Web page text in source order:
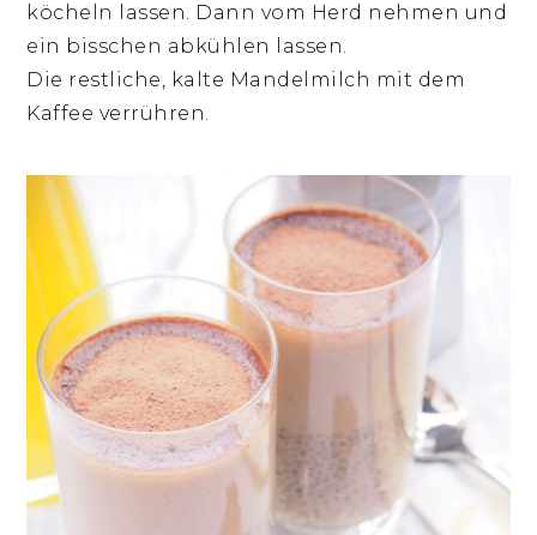
köcheln lassen. Dann vom Herd nehmen und
ein bisschen abkühlen lassen.
Die restliche, kalte Mandelmilch mit dem
Kaffee verrühren.